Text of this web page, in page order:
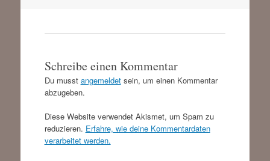
Schreibe einen Kommentar
Du musst angemeldetsein, um einen Kommentar
abzugeben.
Diese Website verwendet Akismet, um Spam zu
reduzieren. Erfahre, wie deine Kommentardaten
verarbeitet werden.